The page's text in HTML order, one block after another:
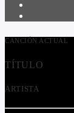
CANCIÓN ACTUAL
TÍTULO
ARTISTA